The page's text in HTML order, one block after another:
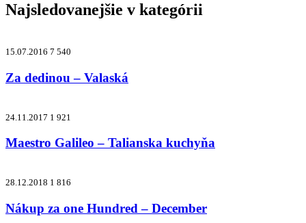
Najsledovanejšie v kategórii
15.07.2016 7 540
Za dedinou – Valaská
24.11.2017 1 921
Maestro Galileo – Talianska kuchyňa
28.12.2018 1 816
Nákup za one Hundred – December